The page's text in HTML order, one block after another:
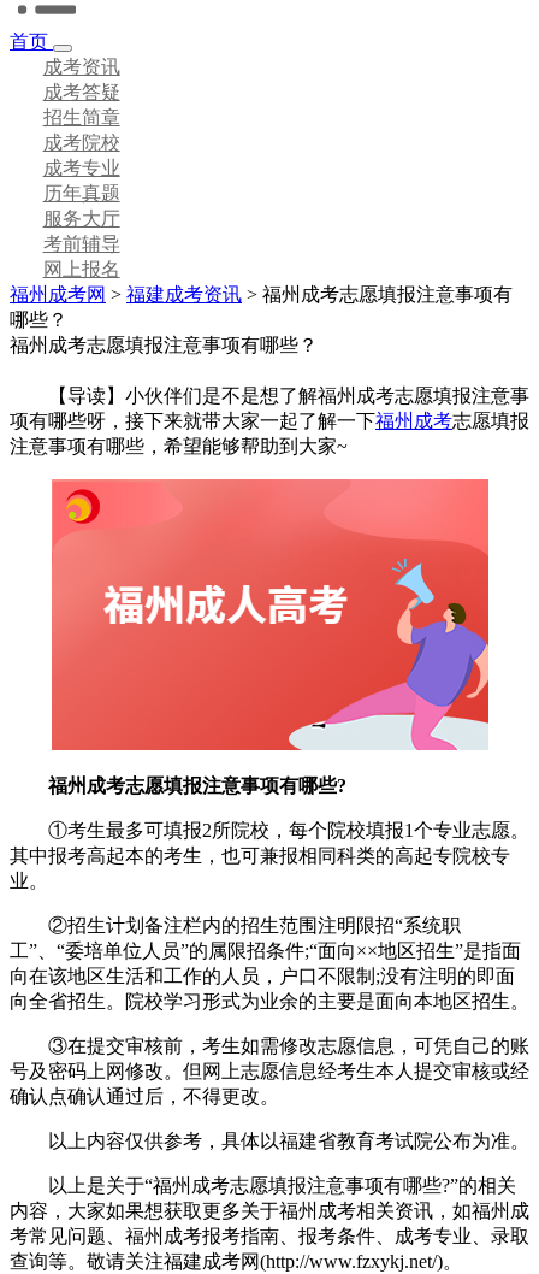
首页
成考资讯
成考答疑
招生简章
成考院校
成考专业
历年真题
服务大厅
考前辅导
网上报名
福州成考网 > 福建成考资讯 > 福州成考志愿填报注意事项有
哪些？
福州成考志愿填报注意事项有哪些？
【导读】小伙伴们是不是想了解福州成考志愿填报注意事
项有哪些呀，接下来就带大家一起了解一下福州成考志愿填报
注意事项有哪些，希望能够帮助到大家~
福州成考志愿填报注意事项有哪些?
①考生最多可填报2所院校，每个院校填报1个专业志愿。
其中报考高起本的考生，也可兼报相同科类的高起专院校专
业。
②招生计划备注栏内的招生范围注明限招“系统职
工”、“委培单位人员”的属限招条件;“面向××地区招生”是指面
向在该地区生活和工作的人员，户口不限制;没有注明的即面
向全省招生。院校学习形式为业余的主要是面向本地区招生。
③在提交审核前，考生如需修改志愿信息，可凭自己的账
号及密码上网修改。但网上志愿信息经考生本人提交审核或经
确认点确认通过后，不得更改。
以上内容仅供参考，具体以福建省教育考试院公布为准。
以上是关于“福州成考志愿填报注意事项有哪些?”的相关
内容，大家如果想获取更多关于福州成考相关资讯，如福州成
考常见问题、福州成考报考指南、报考条件、成考专业、录取
查询等。敬请关注福建成考网(http://www.fzxykj.net/)。